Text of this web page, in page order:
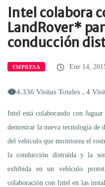
Intel colabora
LandRover*
conducción
EMPRESA Ene 14,
4.336 Visitas Totales , 4
Intel está colaborando con
demostrar la nueva tecnología de
del vehículo que monitorea el
la conducción distraída y la
exhibida en un vehículo
colaboración con Intel en las